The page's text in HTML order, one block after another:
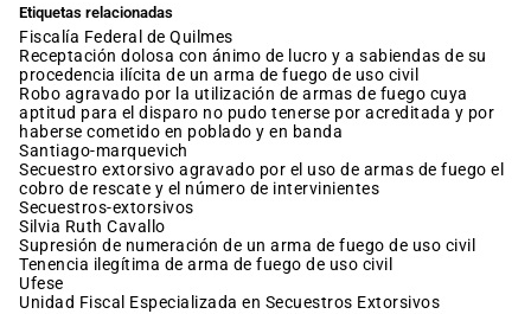
Etiquetas relacionadas
Fiscalía Federal de Quilmes
receptación dolosa con ánimo de lucro y a sabiendas de su
procedencia ilícita de un arma de fuego de uso civil
robo agravado por la utilización de armas de fuego cuya
aptitud para el disparo no pudo tenerse por acreditada y por
haberse cometido en poblado y en banda
santiago-marquevich
secuestro extorsivo agravado por el uso de armas de fuego el
cobro de rescate y el número de intervinientes
secuestros-extorsivos
Silvia Ruth Cavallo
supresión de numeración de un arma de fuego de uso civil
tenencia ilegítima de arma de fuego de uso civil
Ufese
Unidad Fiscal Especializada en Secuestros Extorsivos